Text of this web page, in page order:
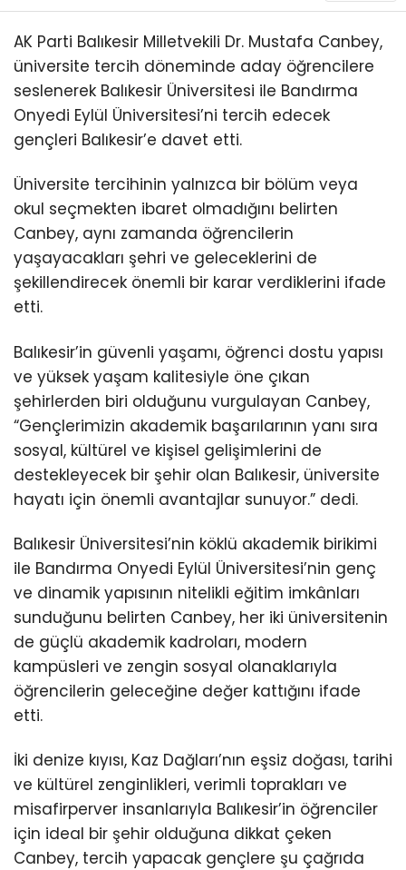
AK Parti Balıkesir Milletvekili Dr. Mustafa Canbey,
üniversite tercih döneminde aday öğrencilere
seslenerek Balıkesir Üniversitesi ile Bandırma
Onyedi Eylül Üniversitesi’ni tercih edecek
gençleri Balıkesir’e davet etti.
Üniversite tercihinin yalnızca bir bölüm veya
okul seçmekten ibaret olmadığını belirten
Canbey, aynı zamanda öğrencilerin
yaşayacakları şehri ve geleceklerini de
şekillendirecek önemli bir karar verdiklerini ifade
etti.
Balıkesir’in güvenli yaşamı, öğrenci dostu yapısı
ve yüksek yaşam kalitesiyle öne çıkan
şehirlerden biri olduğunu vurgulayan Canbey,
“Gençlerimizin akademik başarılarının yanı sıra
sosyal, kültürel ve kişisel gelişimlerini de
destekleyecek bir şehir olan Balıkesir, üniversite
hayatı için önemli avantajlar sunuyor.” dedi.
Balıkesir Üniversitesi’nin köklü akademik birikimi
ile Bandırma Onyedi Eylül Üniversitesi’nin genç
ve dinamik yapısının nitelikli eğitim imkânları
sunduğunu belirten Canbey, her iki üniversitenin
de güçlü akademik kadroları, modern
kampüsleri ve zengin sosyal olanaklarıyla
öğrencilerin geleceğine değer kattığını ifade
etti.
İki denize kıyısı, Kaz Dağları’nın eşsiz doğası, tarihi
ve kültürel zenginlikleri, verimli toprakları ve
misafirperver insanlarıyla Balıkesir’in öğrenciler
için ideal bir şehir olduğuna dikkat çeken
Canbey, tercih yapacak gençlere şu çağrıda